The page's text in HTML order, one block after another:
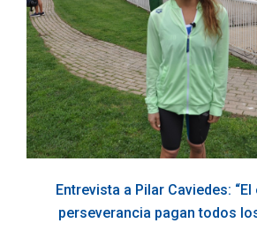
Entrevista a Pilar Caviedes:
perseverancia pagan todos